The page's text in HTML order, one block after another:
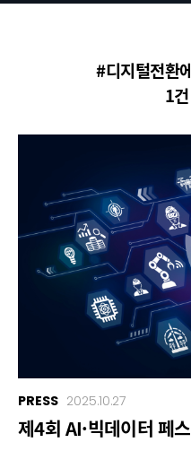
#디지털전환
1건
PRESS 2025.10.27
제4회 AI·빅데이터 페